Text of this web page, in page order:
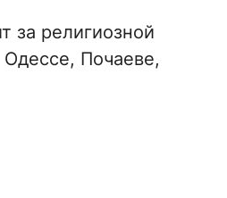
за религиозной
Почаеве,